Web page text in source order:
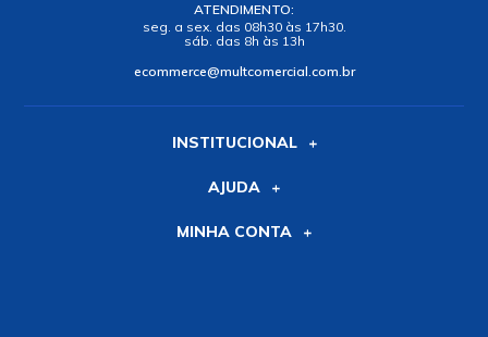
ATENDIMENTO:
seg. a sex. das 08h30 às 17h30.
sáb. das 8h às 13h
ecommerce@multcomercial.com.br
INSTITUCIONAL
AJUDA
MINHA CONTA